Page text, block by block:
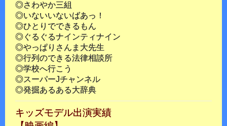
◎さわやか三組
◎いないいないばあっ！
◎ひとりでできるもん
◎ぐるぐるナインティナイン
◎やっぱりさんま大先生
◎行列のできる法律相談所
◎学校へ行こう
◎スーパーJチャンネル
◎発掘あるある大辞典
キッズモデル出演実績